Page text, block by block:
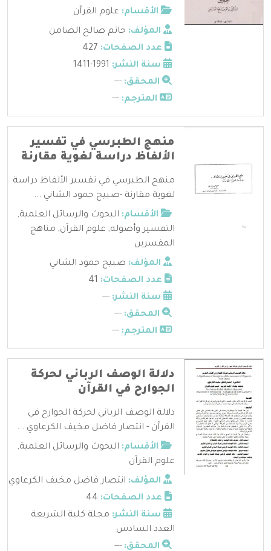
الأقسام: علوم القرآن
المؤلف: حاتم صالح الضامن
عدد الصفحات:
سنة النشر:
المحقق: ---
المترجم: ---
منهج الطبرسي في تفسير
الألفاظ دراسة لغوية مقارنة
منهج الطبرسي في تفسير الألفاظ دراسة
لغوية مقارنة -صبيح حمود الشاني ...
الأقسام: البحوث والرسائل العلمية,
التفسير وأصوله, علوم القرآن, مناهج
المفسرين
المؤلف: صبيح حمود الشاني
عدد الصفحات:
سنة النشر: ---
المحقق: ---
المترجم: ---
دلالة الوصف الرباني لحركة
الجوارح في القرآن
دلالة الوصف الرباني لحركة الجوارح في
القرآن - انتصار فاضل مخيف الكرعاوي ...
الأقسام: البحوث والرسائل العلمية,
علوم القرآن
المؤلف: انتصار فاضل مخيف الكرعاوي
عدد الصفحات:
سنة النشر: مجلة كلية الشريعة
العدد السادس
المحقق: ---